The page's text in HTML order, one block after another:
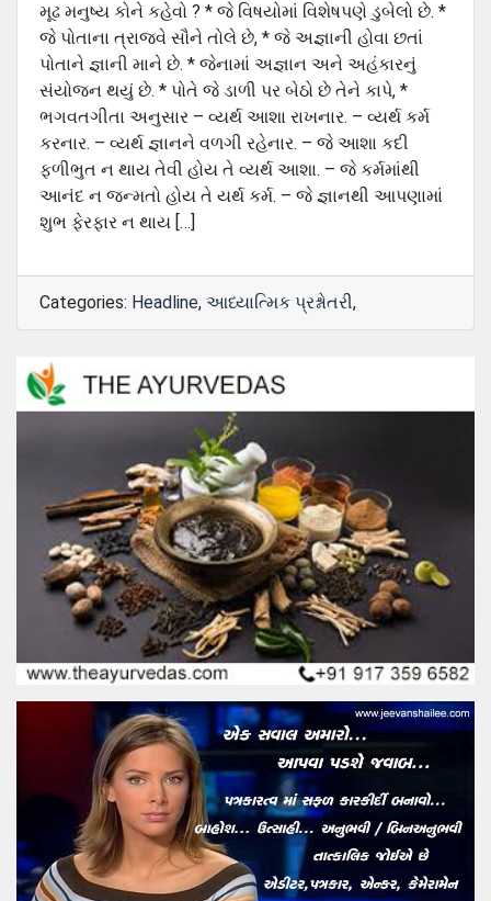
મૂઢ મનુષ્ય કોને કહેવો ? * જે વિષયોમાં વિશેષપણે ડુબેલો છે. *
જે પોતાના ત્રાજવે સૌને તોલે છે, * જે અજ્ઞાની હોવા છતાં
પોતાને જ્ઞાની માને છે. * જેનામાં અજ્ઞાન અને અહંકારનું
સંયોજન થયું છે. * પોતે જે ડાળી પર બેઠો છે તેને કાપે, *
ભગવતગીતા અનુસાર – વ્યર્થ આશા રાખનાર. – વ્યર્થ કર્મ
કરનાર. – વ્યર્થ જ્ઞાનને વળગી રહેનાર. – જે આશા કદી
ફળીભુત ન થાય તેવી હોય તે વ્યર્થ આશા. – જે કર્મમાંથી
આનંદ ન જન્મતો હોય તે યર્થ કર્મ. – જે જ્ઞાનથી આપણામાં
શુભ ફેરફાર ન થાય […]
Categories: Headline, આધ્યાત્મિક પ્રશ્નોતરી,